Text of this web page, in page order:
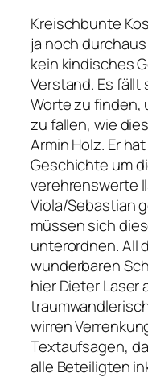
Kreischbunte
ja noch
kein kindisches
Verstand. Es
Worte zu finden,
zu fallen, wie
Armin Holz. Er
Geschichte um
verehrenswerte
Viola/Sebastian
müssen sich
unterordnen. All
wunderbaren
hier Dieter
wirren
Textaufsagen,
alle Beteiligten